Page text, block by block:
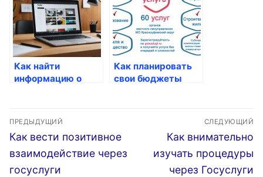
Как найти
информацию о
Как планировать
свои бюджеты
Навигация
по
записям
ПРЕДЫДУЩИЙ
Предыдущая
запись:
Как вести позитивное
взаимодействие через
госуслуги
СЛЕДУЮЩИЙ
Следующая
запись:
Как внимательно
изучать процедуры
через Госуслуги